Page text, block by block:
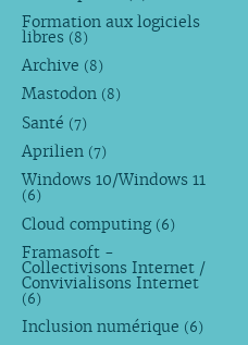
Formation aux logiciels
libres (8)
Archive (8)
Mastodon (8)
Santé (7)
Aprilien (7)
Windows 10/Windows 11
(6)
Cloud computing (6)
Framasoft -
Collectivisons Internet /
Convivialisons Internet
(6)
Inclusion numérique (6)